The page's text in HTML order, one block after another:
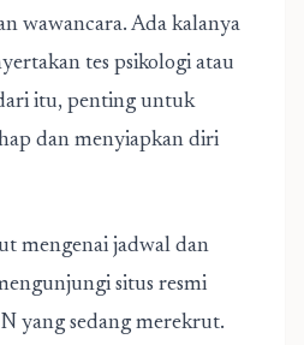
wawancara. Ada kalanya
tes psikologi atau
itu, penting untuk
dan menyiapkan diri
mengenai jadwal dan
situs resmi
yang sedang merekrut.